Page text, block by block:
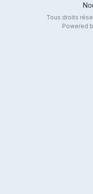
Tous droits
Powered